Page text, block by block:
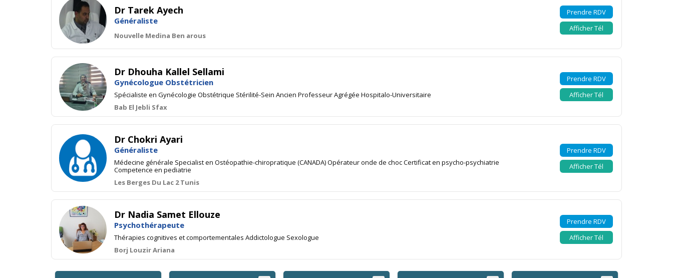
Dr Tarek Ayech
Généraliste
Nouvelle Medina Ben arous
Prendre RDV
Afficher Tél
Dr Dhouha Kallel Sellami
Gynécologue Obstétricien
Spécialiste en Gynécologie Obstétrique Stérilité-Sein Ancien Professeur Agrégée Hospitalo-Universitaire
Bab El Jebli Sfax
Prendre RDV
Afficher Tél
Dr Chokri Ayari
Généraliste
Médecine générale Specialist en Ostéopathie-chiropratique (CANADA) Opérateur onde de choc Certificat en psycho-psychiatrie
Competence en pediatrie
Les Berges Du Lac 2 Tunis
Prendre RDV
Afficher Tél
Dr Nadia Samet Ellouze
Psychothérapeute
Thérapies cognitives et comportementales Addictologue Sexologue
Borj Louzir Ariana
Prendre RDV
Afficher Tél